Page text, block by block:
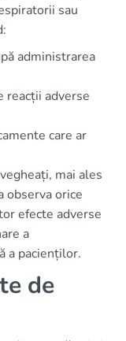
sau
administrarea
reacții adverse
care ar
mai ales
observa orice
efecte adverse
a
a pacienților.
de